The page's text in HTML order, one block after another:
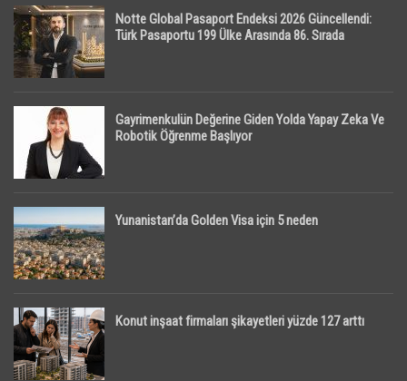
Notte Global Pasaport Endeksi 2026 Güncellendi:
Türk Pasaportu 199 Ülke Arasında 86. Sırada
Gayrimenkulün Değerine Giden Yolda Yapay Zeka Ve
Robotik Öğrenme Başlıyor
Yunanistan’da Golden Visa için 5 neden
Konut inşaat firmaları şikayetleri yüzde 127 arttı